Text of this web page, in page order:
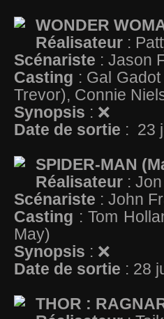
WONDER
Réalisateur :
Scénariste : Jason
Casting : Gal
Trevor), Connie
Synopsis : ❌
Date de sortie : 23
SPIDER-MAN
Réalisateur :
Scénariste : John
Casting : Tom
May)
Synopsis : ❌
Date de sortie : 28
THOR :